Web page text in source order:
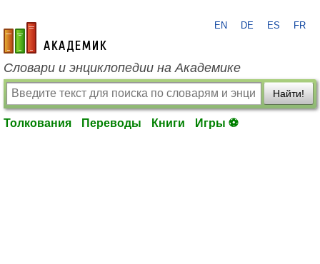
academic.ru
EN DE ES FR
Словари и энциклопедии на Академике
Найти!
Толкования Переводы Книги Игры ⚽